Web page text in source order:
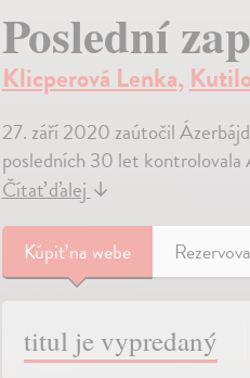
Poslední
Klicperová Lenka,
27. září 2020 zaútočil
posledních 30 let
Čítať ďalej↓
Kúpiťna webe
titul je vypredaný